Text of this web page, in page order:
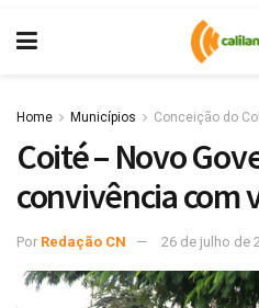
Home Municípios Conceição do
Coité – Novo
convivência com
Por Redação CN 26 de julho de